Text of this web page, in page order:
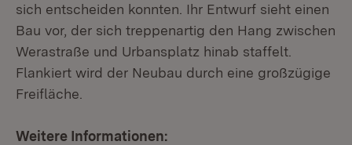
sich entscheiden konnten. Ihr Entwurf sieht einen
Bau vor, der sich treppenartig den Hang zwischen
Werastraße und Urbansplatz hinab staffelt.
Flankiert wird der Neubau durch eine großzügige
Freifläche.
Weitere Informationen: